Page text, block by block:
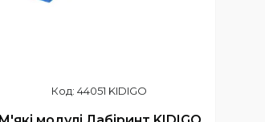
44051 KIDIGO